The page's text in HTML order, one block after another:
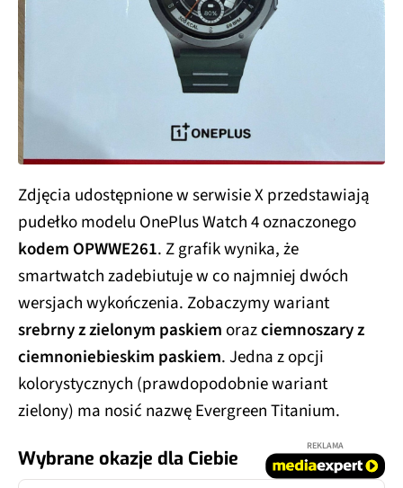
Zdjęcia udostępnione w serwisie X przedstawiają
pudełko modelu OnePlus Watch 4 oznaczonego
kodem OPWWE261. Z grafik wynika, że
smartwatch zadebiutuje w co najmniej dwóch
wersjach wykończenia. Zobaczymy wariant
srebrny z zielonym paskiemorazciemnoszary z
ciemnoniebieskim paskiem. Jedna z opcji
kolorystycznych (prawdopodobnie wariant
zielony) ma nosić nazwę Evergreen Titanium.
Wybrane okazje dla Ciebie
REKLAMA